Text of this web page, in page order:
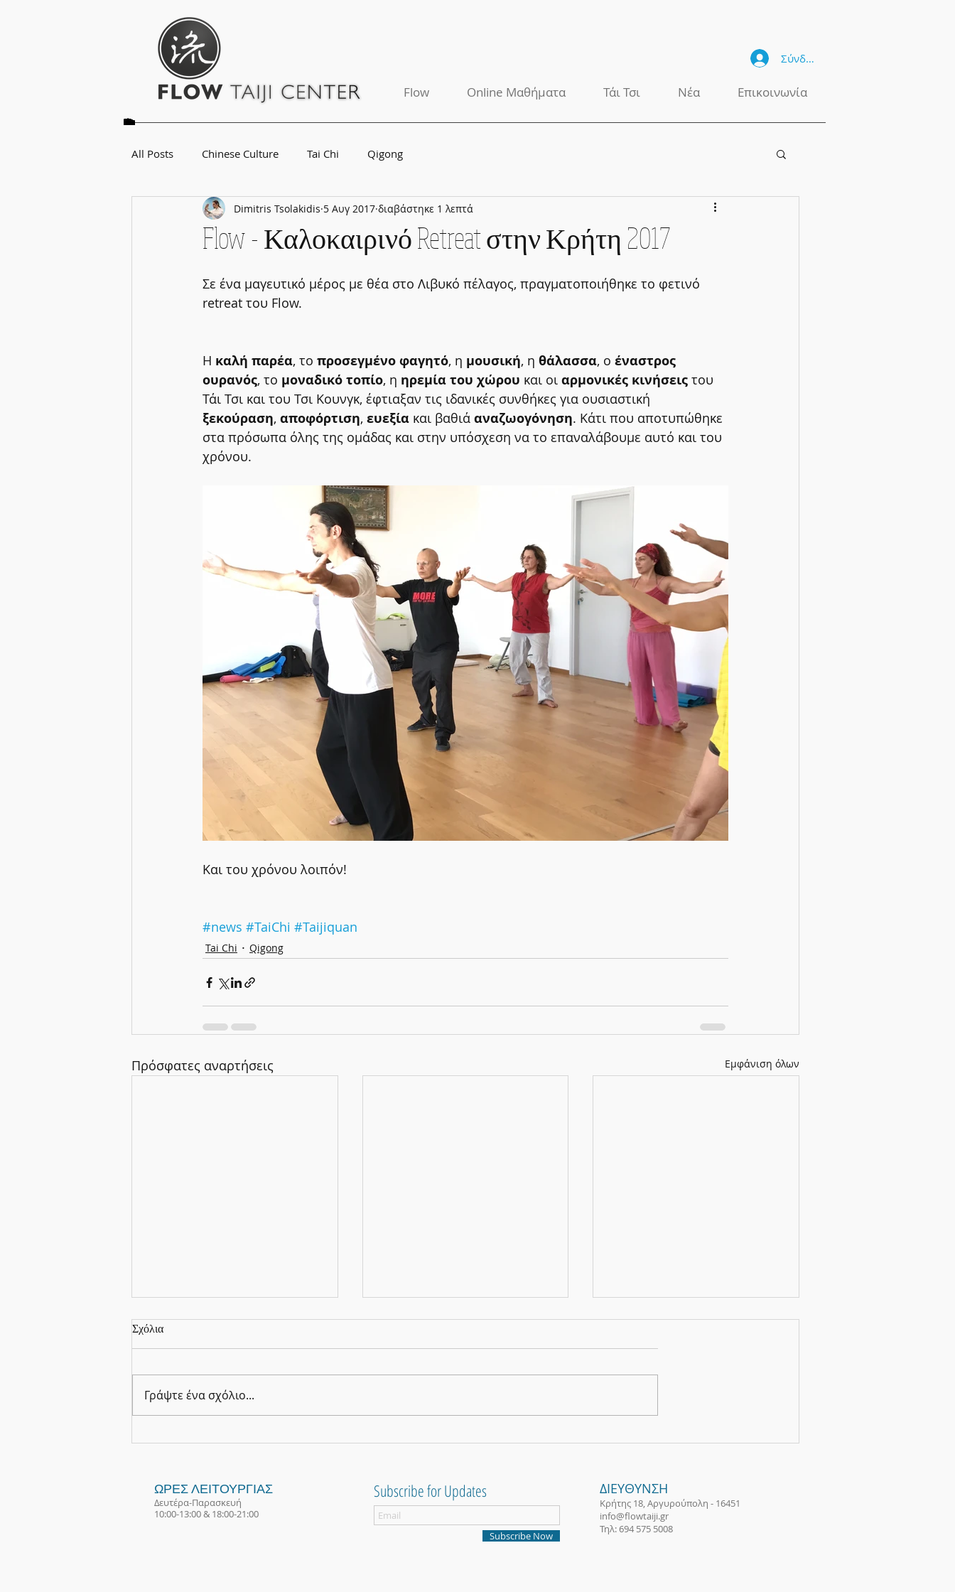
Σύνδεση
Flow Online Μαθήματα Τάι Τσι Νέα Επικοινωνία
All Posts Chinese Culture Tai Chi Qigong
Flow - Καλοκαιρινό Retreat στην Κρήτη 2017
Dimitris Tsolakidis 5 Αυγ 2017 διαβάστηκε 1 λεπτά
Σε ένα μαγευτικό μέρος με θέα στο Λιβυκό πέλαγος, πραγματοποιήθηκε το φετινό
retreat του Flow.
Η καλή παρέα, το προσεγμένο φαγητό, η μουσική, η θάλασσα, ο έναστρος
ουρανός, το μοναδικό τοπίο, η ηρεμία του χώρου και οι αρμονικές κινήσεις του
Τάι Τσι και του Τσι Κουνγκ, έφτιαξαν τις ιδανικές συνθήκες για ουσιαστική
ξεκούραση, αποφόρτιση, ευεξία και βαθιά αναζωογόνηση. Κάτι που αποτυπώθηκε
στα πρόσωπα όλης της ομάδας και στην υπόσχεση να το επαναλάβουμε αυτό και του
χρόνου.
Και του χρόνου λοιπόν!
#news #TaiChi #Taijiquan
Tai Chi Qigong
Πρόσφατες αναρτήσεις Εμφάνιση όλων
Σχόλια
Γράψτε ένα σχόλιο...
ΩΡΕΣ ΛΕΙΤΟΥΡΓΙΑΣ
Δευτέρα-Παρασκευή
10:00-13:00 & 18:00-21:00
Subscribe for Updates
Subscribe Now
ΔΙΕΥΘΥΝΣΗ
Κρήτης 18, Αργυρούπολη - 16451
info@flowtaiji.gr
Τηλ: 694 575 5008